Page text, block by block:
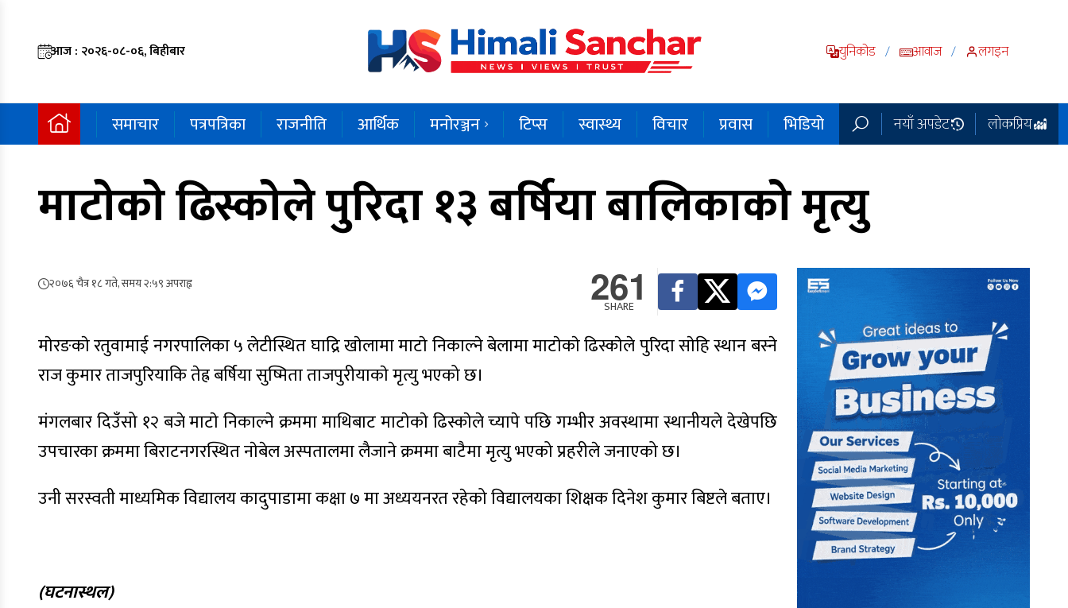
आज : २०२६-०८-०६, बिहीबार युनिकोड / आवाज / लगइन
समाचार पत्रपत्रिका राजनीति आर्थिक मनोरञ्जन टिप्स स्वास्थ्य विचार प्रवास भिडियो नयाँ अपडेट लोकप्रिय
माटाेकाे ढिस्काेले पुरिदा १३ बर्षिया बालिकाको मृत्यु
२०७६ चैत्र १८ गते, समय २:५९ अपराह्न 261
SHARE
माेरङकाे रतुवामाई नगरपालिका ५ लेटीस्थित घाद्रि खाेलामा माटाे निकाल्ने बेलामा माटाेकाे ढिस्काेले पुरिदा साेहि स्थान बस्ने
राज कुमार ताजपुरियाकि तेह्र बर्षिया सुष्मिता ताजपुरीयाकाे मृत्यु भएको छ।
मंगलबार दिउँसो १२ बजे माटाे निकाल्ने क्रममा माथिबाट माटाेकाे ढिस्काेले च्यापे पछि गम्भीर अवस्थामा स्थानीयले देखेपछि
उपचारका क्रममा बिराटनगरस्थित नाेबेल अस्पतालमा लैजाने क्रममा बाटैमा मृत्यु भएको प्रहरीले जनाएको छ।
उनी सरस्वती माध्यमिक विद्यालय कादुपाडामा कक्षा ७ मा अध्ययनरत रहेको विद्यालयका शिक्षक दिनेश कुमार बिष्टले बताए।
(घटनास्थल)